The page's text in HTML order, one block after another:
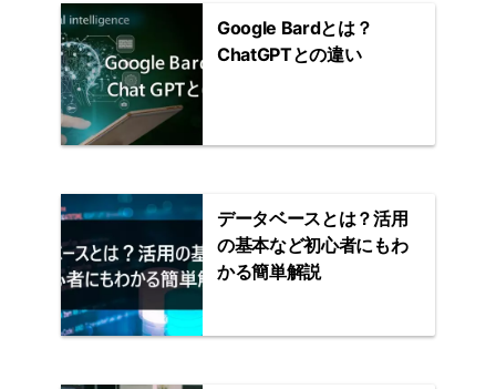
Google Bardとは？
ChatGPTとの違い
データベースとは？活用
の基本など初心者にもわ
かる簡単解説